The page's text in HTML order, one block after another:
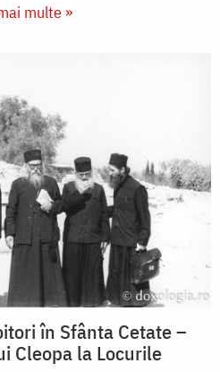
multe »
în Sfânta Cetate –
Cleopa la Locurile